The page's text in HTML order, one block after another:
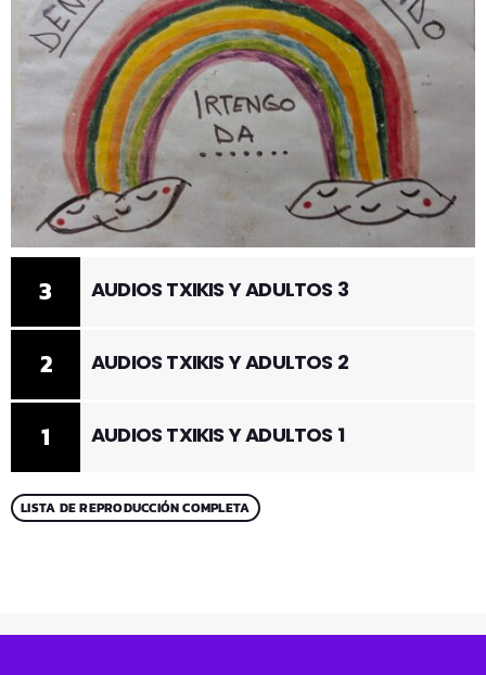
1 AUDIOS TXIKIS Y ADULTOS 1
2 AUDIOS TXIKIS Y ADULTOS 2
3 AUDIOS TXIKIS Y ADULTOS 3
LISTA DE REPRODUCCIÓN COMPLETA